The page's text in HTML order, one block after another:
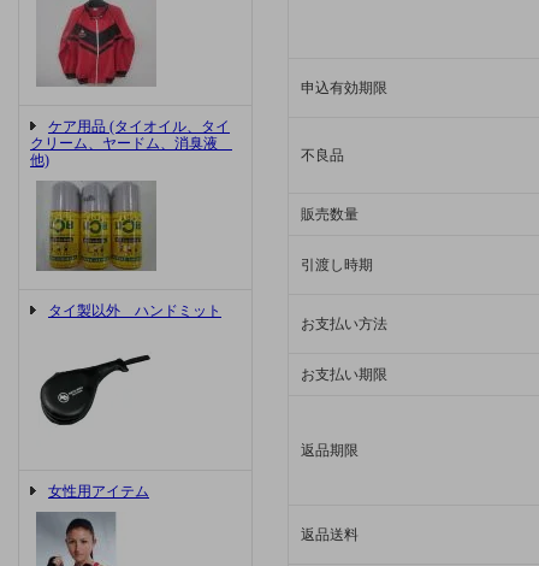
ケア用品 (タイオイル、タイ
クリーム、ヤードム、消臭液
他)
タイ製以外 ハンドミット
女性用アイテム
申込有効期限
不良品
販売数量
引渡し時期
お支払い方法
お支払い期限
返品期限
返品送料